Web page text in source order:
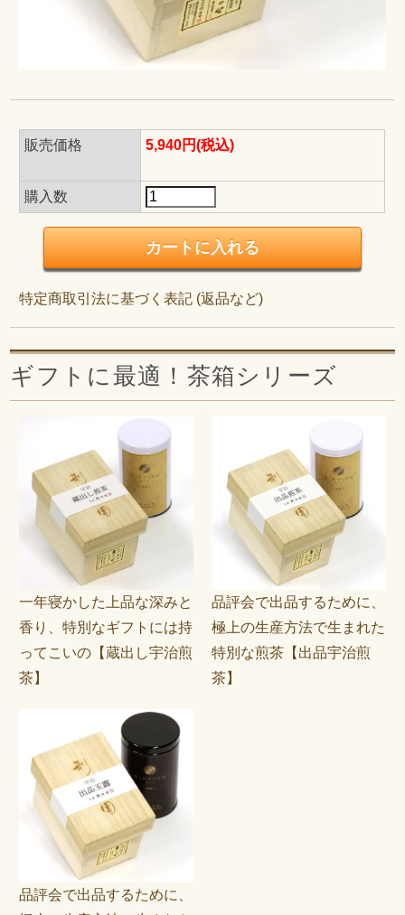
販売価格 5,940円(税込)
購入数
特定商取引法に基づく表記 (返品など)
ギフトに最適！茶箱シリーズ
一年寝かした上品な深みと
香り、特別なギフトには持
ってこいの【蔵出し宇治煎
茶】
品評会で出品するために、
極上の生産方法で生まれた
特別な煎茶【出品宇治煎
茶】
品評会で出品するために、